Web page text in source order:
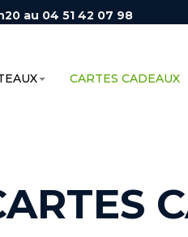
au 04 51 42 07 98
CARTES CADEAUX